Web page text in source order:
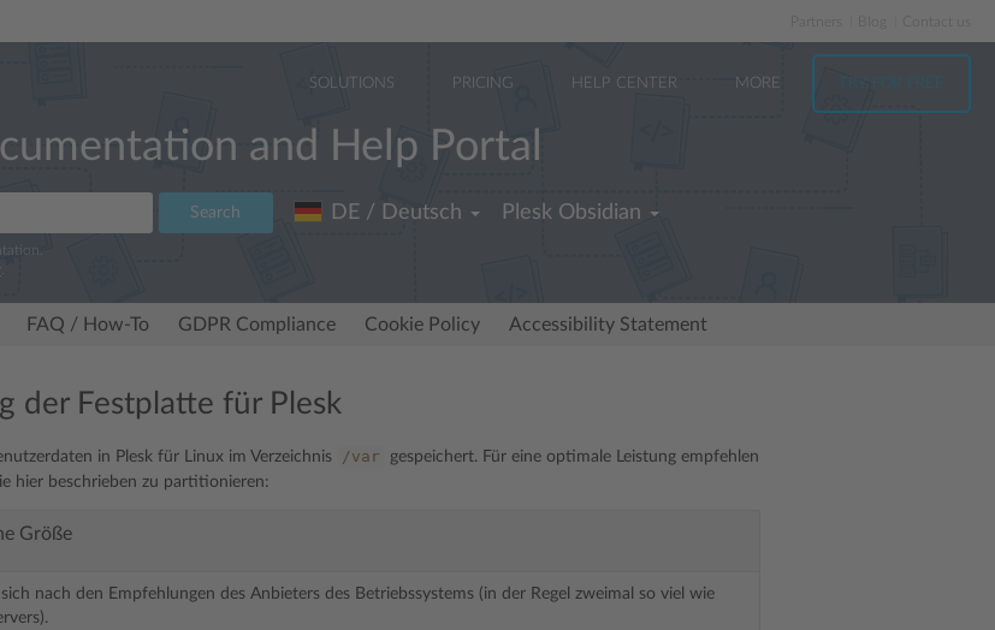
Partners
SOLUTIONS PRICING HELP CENTER MORE TRY FOR FREE
and Help Portal
Search
.
DE / Deutsch Plesk Obsidian
FAQ / How-To GDPR Compliance Cookie Policy Accessibility Statement
der Festplatte für Plesk
in Plesk für Linux im Verzeichnis /var
gespeichert. Für eine optimale Leistung empfehlen
hier beschrieben zu partitionieren:
Größe
sich nach den Empfehlungen des Anbieters des Betriebssystems (in der Regel zweimal so viel wie